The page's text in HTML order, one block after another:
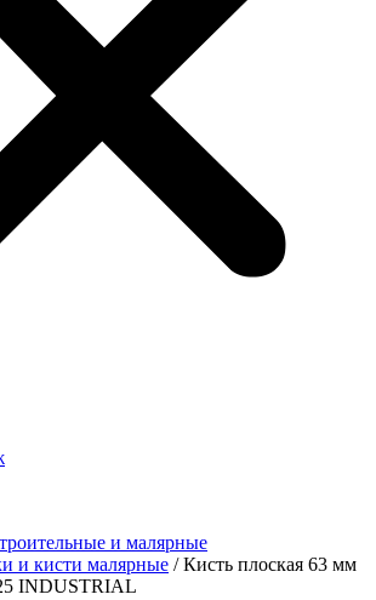
и малярные
и кисти малярные / Кисть плоская 63 мм
INDUSTRIAL